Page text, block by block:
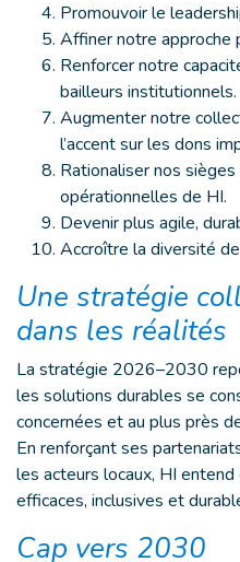
Promouvoir le
Affiner notre approche
Renforcer notre
bailleurs institutionnels.
Augmenter notre
l’accent sur les dons
Rationaliser nos
opérationnelles de HI.
Devenir plus agile,
Accroître la diversité
Une stratégie
dans les réalités
La stratégie 2026–2030
les solutions durables se
concernées et au plus près
En renforçant ses
les acteurs locaux, HI
efficaces, inclusives et
Cap vers 2030